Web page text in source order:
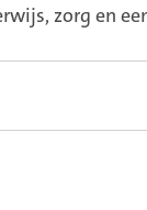
zorg en